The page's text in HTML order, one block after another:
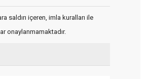
saldırı içeren, imla kuralları ile
onaylanmamaktadır.